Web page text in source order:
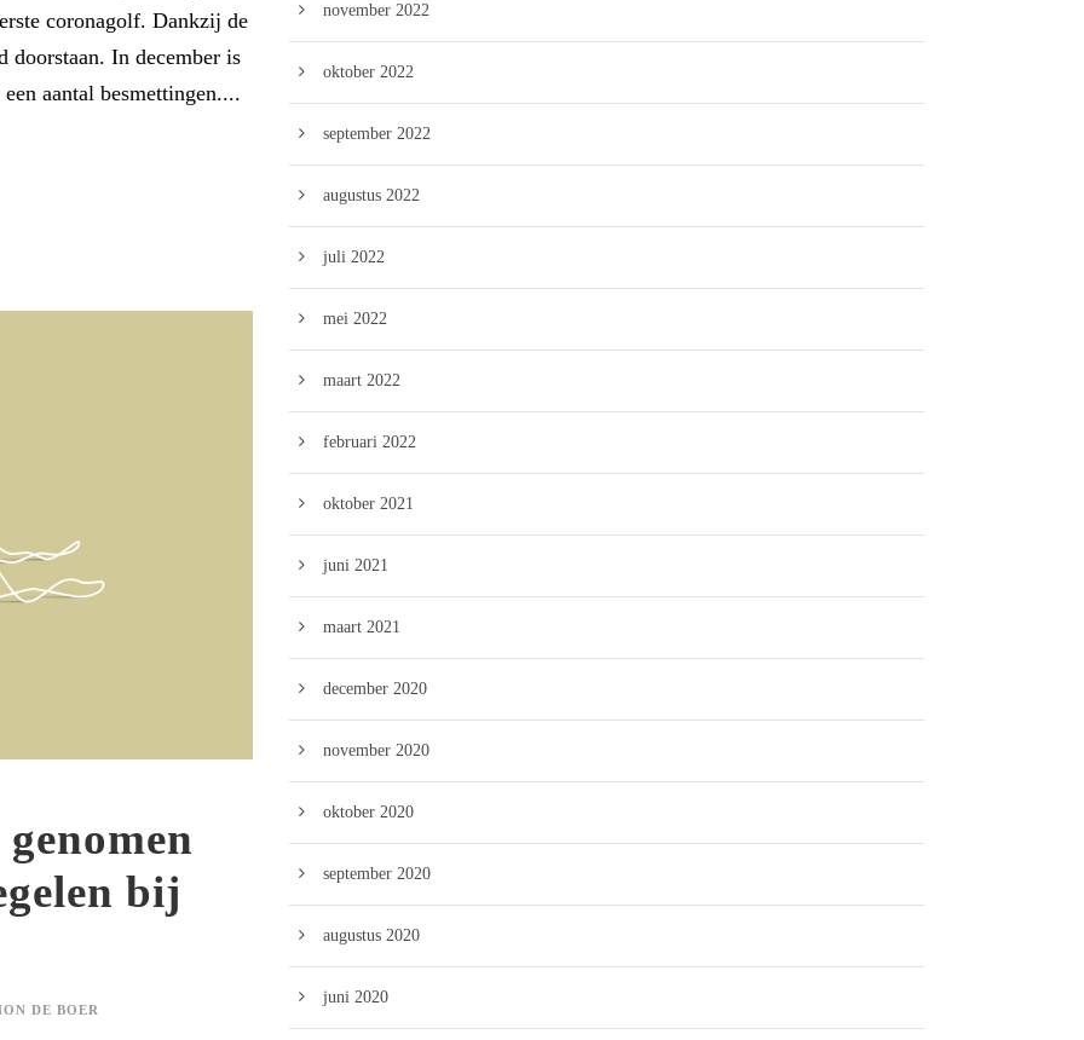
coronagolf. Dankzij de
doorstaan. In december is
aantal besmettingen....
bij
DE BOER
november 2022
oktober 2022
september 2022
augustus 2022
juli 2022
mei 2022
maart 2022
februari 2022
oktober 2021
juni 2021
maart 2021
december 2020
november 2020
oktober 2020
september 2020
augustus 2020
juni 2020